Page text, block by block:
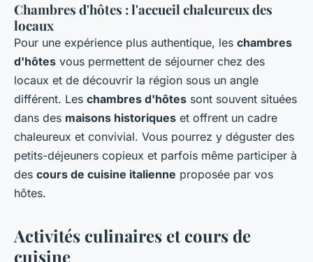
Chambres d'hôtes : l'accueil chaleureux des
locaux
Pour une expérience plus authentique, les chambres
d'hôtes vous permettent de séjourner chez des
locaux et de découvrir la région sous un angle
différent. Les chambres d'hôtes sont souvent situées
dans des maisons historiques et offrent un cadre
chaleureux et convivial. Vous pourrez y déguster des
petits-déjeuners copieux et parfois même participer à
des cours de cuisine italienne proposée par vos
hôtes.
Activités culinaires et cours de
cuisine